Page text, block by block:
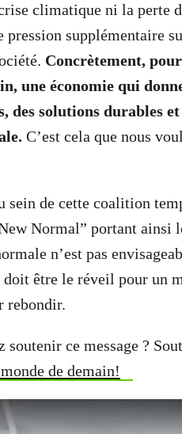
climatique ni la perte
pression supplémentaire
Concrètement,
une économie qui
des solutions durables
C’est cela que nous
sein de cette coalition
Normal” portant ainsi
n’est pas
être le réveil pour un
rebondir.
soutenir ce message ?
de demain!